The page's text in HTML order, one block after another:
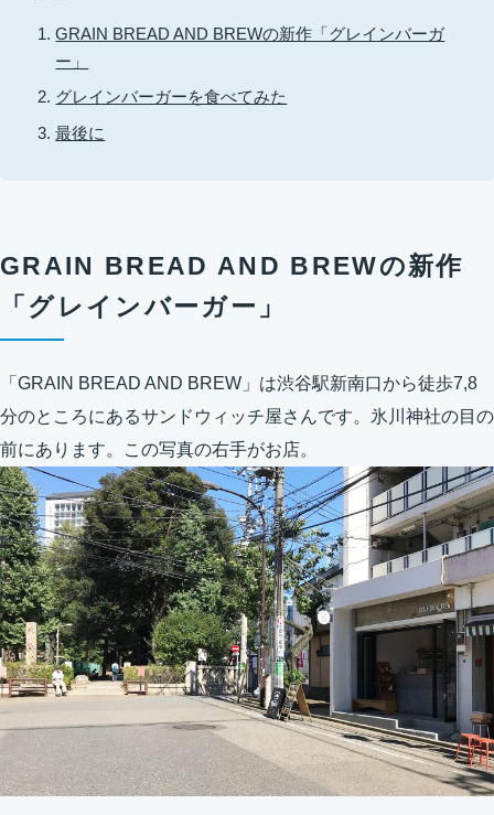
GRAIN BREAD AND BREWの新作「グレインバーガ
ー」
グレインバーガーを食べてみた
最後に
GRAIN BREAD AND BREWの新作
「グレインバーガー」
「GRAIN BREAD AND BREW」は渋谷駅新南口から徒歩7,8
分のところにあるサンドウィッチ屋さんです。氷川神社の目の
前にあります。この写真の右手がお店。